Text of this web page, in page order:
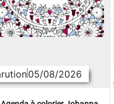
05/08/2026